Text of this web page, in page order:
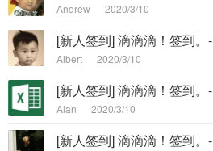
Andrew 2020/3/10
[新人签到] 滴滴滴！签到。-
Albert 2020/3/10
[新人签到] 滴滴滴！签到。-
Alan 2020/3/10
[新人签到] 滴滴滴！签到。-